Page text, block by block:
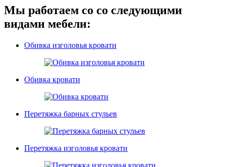
Мы работаем со со следующими
видами мебели:
Обивка изголовья кровати
Обивка кровати
Перетяжка барных стульев
Перетяжка изголовья кровати